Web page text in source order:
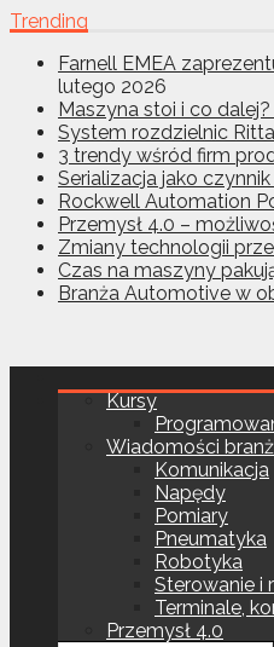
Trending
Farnell EMEA
lutego 2026
Maszyna stoi i co dalej?
System rozdzielnic
3 trendy wśród firm
Serializacja jako
Rockwell Automation
Przemysł 4.0 –
Zmiany technologii
Czas na maszyny
Branża Automotive w
Kursy
Wiadomości
Komunikacja
Napędy
Pomiary
Pneumatyka
Robotyka
Sterowanie i
Terminale,
Przemysł 4.0